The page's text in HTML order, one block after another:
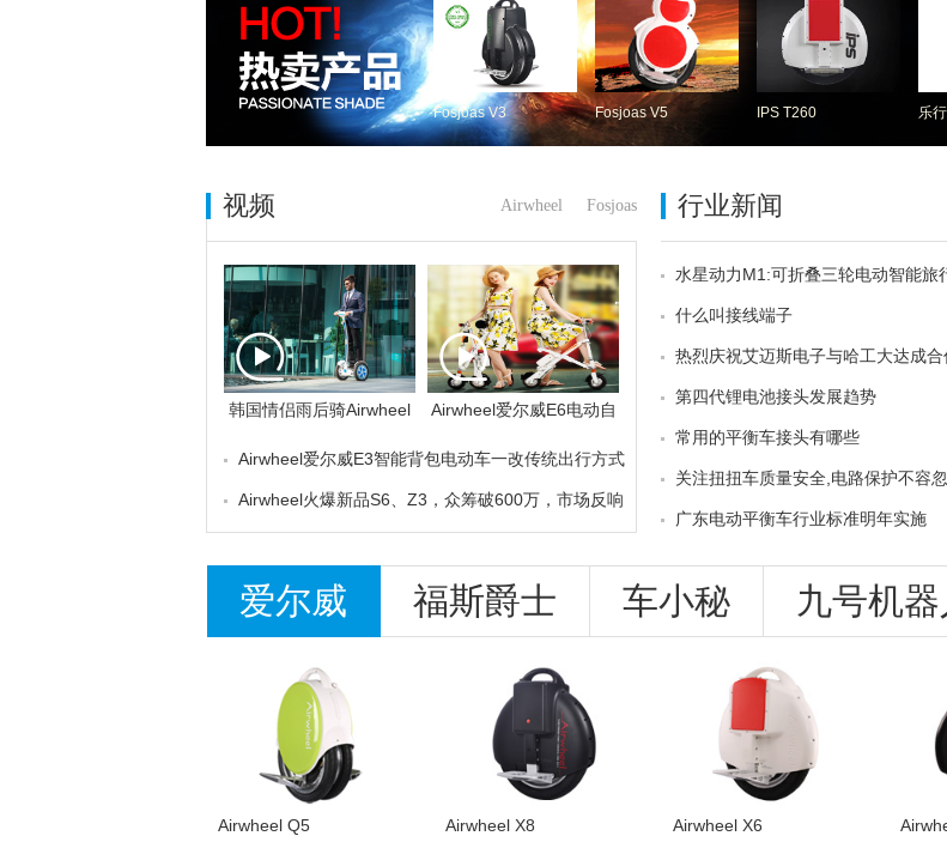
Fosjoas V3 Fosjoas V5 IPS T260 乐
视频 Airwheel Fosjoas
韩国情侣雨后骑Airwheel
Airwheel爱尔威E6电动自
能！
Airwheel爱尔威E3智能背包电动车一改传统出行方式
的沉重和低迷,真正轻装上阵！
Airwheel火爆新品S6、Z3，众筹破600万，市场反响
行业新闻
水星动力M1:可折叠三轮电动智能旅
什么叫接线端子
热烈庆祝艾迈斯电子与哈工大达成合
第四代锂电池接头发展趋势
常用的平衡车接头有哪些
关注扭扭车质量安全,电路保护不容
广东电动平衡车行业标准明年实施
爱尔威 福斯爵士 车小秘 九号机器
Airwheel Q5 Airwheel X8 Airwheel X6